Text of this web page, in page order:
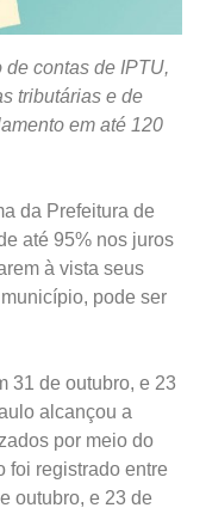
contas de IPTU,
tributárias e de
em até 120
da Prefeitura de
até 95% nos juros
à vista seus
pode ser
31 de outubro, e 23
alcançou a
por meio do
foi registrado entre
outubro, e 23 de